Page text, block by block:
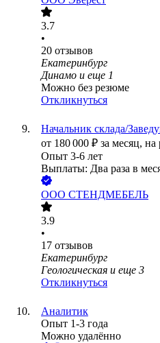
3.7
•
20 отзывов
Екатеринбург
Динамо и еще 1
Можно без резюме
Откликнуться
Начальник склада/
от 180 000 ₽ за месяц, на
Опыт 3-6 лет
Выплаты: Два раза в
ООО СТЕНДМЕБЕЛЬ
3.9
•
17 отзывов
Екатеринбург
Геологическая и еще 3
Откликнуться
Аналитик
Опыт 1-3 года
Можно удалённо